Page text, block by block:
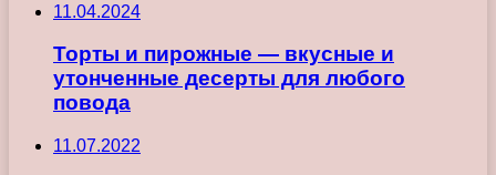
11.04.2024
Торты и пирожные — вкусные и
утонченные десерты для любого
повода
11.07.2022